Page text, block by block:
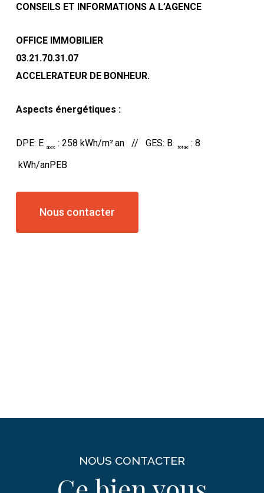
CONSEILS ET INFORMATIONS A L’AGENCE
OFFICE IMMOBILIER
03.21.70.31.07
ACCELERATEUR DE BONHEUR.
Aspects énergétiques :
DPE: E spec : 258 kWh/m².an // GES: B totale : 8
kWh/anPEB
Nous contacter
NOUS CONTACTER